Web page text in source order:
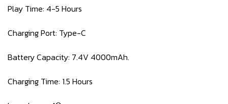
Play Time: 4-5 Hours
Charging Port: Type-C
Battery Capacity: 7.4V 4000mAh.
Charging Time: 1.5 Hours